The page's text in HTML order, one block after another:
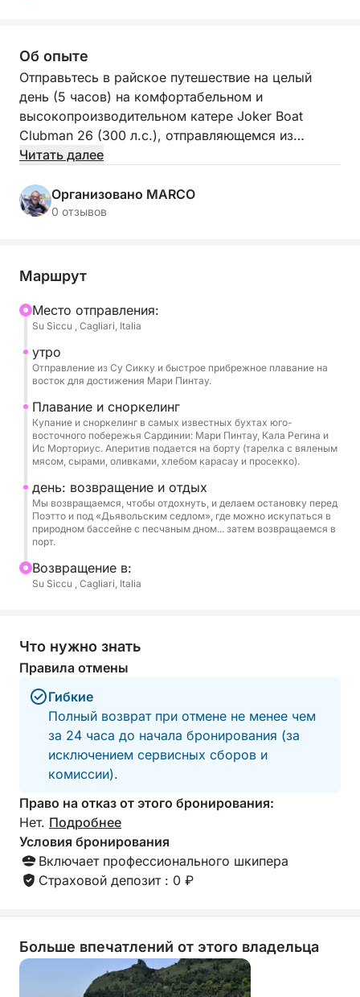
Об опыте
Отправьтесь в райское путешествие на целый
день (5 часов) на комфортабельном и
высокопроизводительном катере Joker Boat
Clubman 26 (300 л.с.), отправляющемся из
Порто-Су-Сикку. Этот однодневный тур станет
побережья Кальяри, к нетронутому пляжу Мари-
Пинтау с белоснежным песком.
эксклюзивными местами для купания в
сноркелинга. Завершится путешествие богатым
сардинским аперитивом, подаваемым на борту:
восхитительным выбором вяленого мяса, сыров,
оливок и хлеба карасау.
На борту вас ждет комфорт охлажденной воды,
мини-бар, местное просекко и чипсы, которые
помогут завершить день.
Читать далее
Организовано MARCO
0 отзывов
Маршрут
Mесто отправления:
Su Siccu , Cagliari, Italia
утро
Отправление из Су Сикку и быстрое прибрежное плавание на
восток для достижения Мари Пинтау.
Плавание и сноркелинг
Купание и сноркелинг в самых известных бухтах юго-
восточного побережья Сардинии: Мари Пинтау, Кала Регина и
Ис Морториус. Аперитив подается на борту (тарелка с вяленым
мясом, сырами, оливками, хлебом карасау и просекко).
день: возвращение и отдых
Мы возвращаемся, чтобы отдохнуть, и делаем остановку перед
Поэтто и под «Дьявольским седлом», где можно искупаться в
природном бассейне с песчаным дном... затем возвращаемся в
порт.
Bозвращение в:
Su Siccu , Cagliari, Italia
Что нужно знать
Правила отмены
Гибкие
Полный возврат при отмене не менее чем
за 24 часа до начала бронирования (за
исключением сервисных сборов и
комиссии).
Право на отказ от этого бронирования:
Нет. Подробнее
Условия бронирования
Включает профессионального шкипера
Страховой депозит : 0 ₽
Больше впечатлений от этого владельца